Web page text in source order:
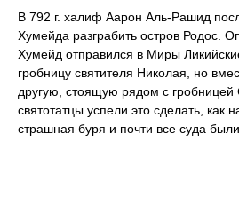
В 792 г. халиф Аарон Аль-Рашид
Хумейда разграбить остров Родос.
Хумейд отправился в Миры
гробницу святителя Николая, но
другую, стоящую рядом с гробницей
святотатцы успели это сделать, как
страшная буря и почти все суда